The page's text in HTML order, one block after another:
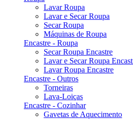
Lavar Roupa
Lavar e Secar Roupa
Secar Roupa
Máquinas de Roupa
Encastre - Roupa
Secar Roupa Encastre
Lavar e Secar Roupa
Lavar Roupa Encastre
Encastre - Outros
Torneiras
Lava-Loiças
Encastre - Cozinhar
Gavetas de Aquecimento